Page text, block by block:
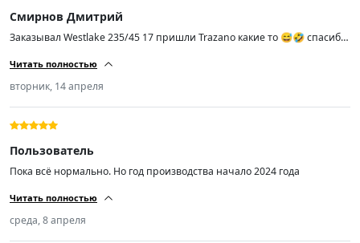
как держит водяной клин( пока не пробовал) визуально протектор
должен справляться без каких то приколов. Из минусов- блин да это
обычная бюджетная резина которая будет выполнять свою задачу
без приколов, да она по любому быстро закончиться потому что она
деньги и спросили купишь еще раз? я бы сказал да(чето случиться
напишу сюда же))
Смирнов Дмитрий
Заказывал Westlake 235/45 17 пришли Trazano какие то 😅🤣 спасибо
Читать полностью
вторник, 14 апреля
Пользователь
Пока всё нормально. Но год производства начало 2024 года
Читать полностью
среда, 8 апреля